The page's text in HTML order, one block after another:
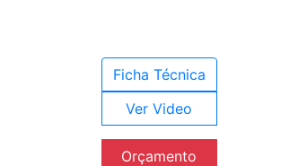
Ficha Técnica
Ver Video
Orçamento